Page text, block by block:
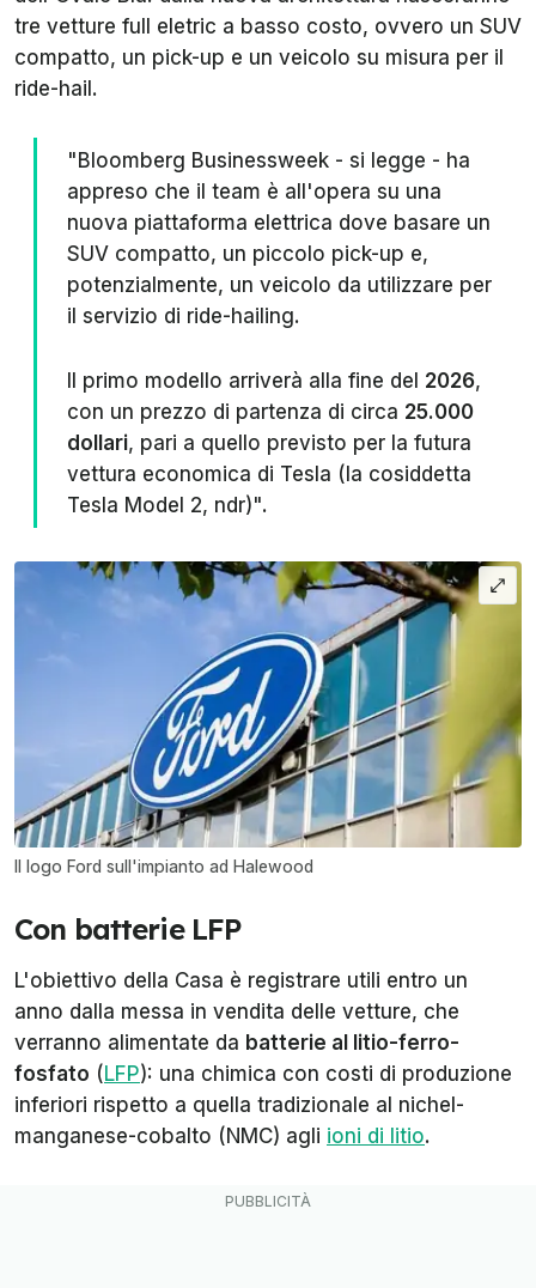
tre vetture full eletric a basso costo, ovvero un SUV
compatto, un pick-up e un veicolo su misura per il
ride-hail.
" Bloomberg Businessweek - si legge - ha
appreso che il team è all'opera su una
nuova piattaforma elettrica dove basare un
SUV compatto, un piccolo pick-up e,
potenzialmente, un veicolo da utilizzare per
il servizio di ride-hailing.
Il primo modello arriverà alla fine del 2026,
con un prezzo di partenza di circa 25.000
dollari, pari a quello previsto per la futura
vettura economica di Tesla (la cosiddetta
Tesla Model 2, ndr)".
Il logo Ford sull'impianto ad Halewood
Con batterie LFP
L'obiettivo della Casa è registrare utili entro un
anno dalla messa in vendita delle vetture, che
verranno alimentate da batterie al litio-ferro-
fosfato (LFP): una chimica con costi di produzione
inferiori rispetto a quella tradizionale al nichel-
manganese-cobalto (NMC) agli ioni di litio.